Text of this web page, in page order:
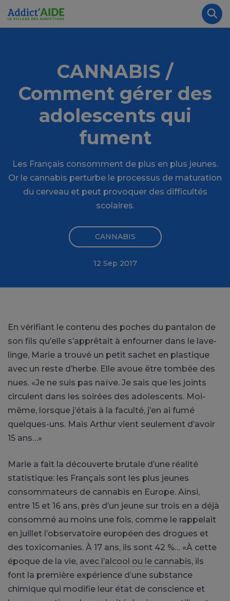
Aller au contenu principal
CANNABIS /
Comment gérer des
adolescents qui
fument
Les Français consomment de plus en plus jeunes.
Or le cannabis perturbe le processus de maturation
du cerveau et peut provoquer des difficultés
scolaires.
CANNABIS
12 Sep 2017
En vérifiant le contenu des poches du pantalon de
son fils qu’elle s’apprêtait à enfourner dans le lave-
linge, Marie a trouvé un petit sachet en plastique
avec un reste d’herbe. Elle avoue être tombée des
nues. «Je ne suis pas naïve. Je sais que les joints
circulent dans les soirées des adolescents. Moi-
même, lorsque j’étais à la faculté, j’en ai fumé
quelques-uns. Mais Arthur vient seulement d’avoir
15 ans…»
Marie a fait la découverte brutale d’une réalité
statistique: les Français sont les plus jeunes
consommateurs de cannabis en Europe. Ainsi,
entre 15 et 16 ans, près d’un jeune sur trois en a déjà
consommé au moins une fois, comme le rappelait
en juillet l’observatoire européen des drogues et
des toxicomanies. À 17 ans, ils sont 42 %… «À cette
époque de la vie, avec l’alcool ou le cannabis, ils
font la première expérience d’une substance
chimique qui modifie leur état de conscience et
Panneau de gestion des cookies